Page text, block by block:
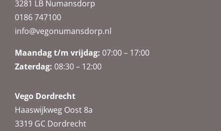
3281 LB Numansdorp
0186 747100
info@vegonumansdorp.nl
Maandag t/m vrijdag: 07:00 – 17:00
Zaterdag: 08:30 – 12:00
Vego Dordrecht
Haaswijkweg Oost 8a
3319 GC Dordrecht